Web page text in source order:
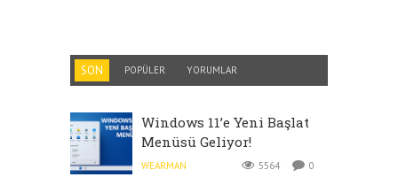
SON POPÜLER YORUMLAR
Windows 11’e Yeni Başlat
Menüsü Geliyor!
WEARMAN 5564 0